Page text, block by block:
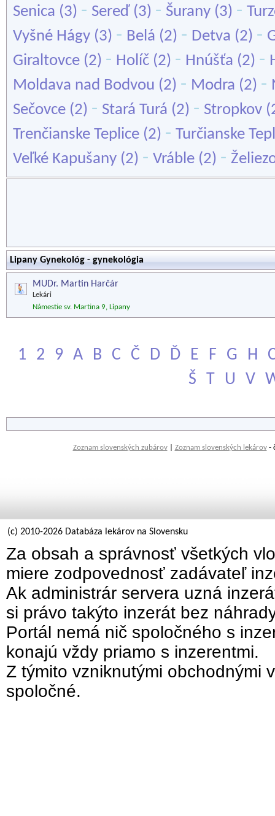
Senica (3) - Sereď (3) - Šurany (3) -
Vyšné Hágy (3) - Belá (2) - Detva (2) -
Giraltovce (2) - Holíč (2) - Hnúšťa (2) -
Moldava nad Bodvou (2) - Modra (2) -
Sečovce (2) - Stará Turá (2) - Stropkov
Trenčianske Teplice (2) - Turčianske
Veľké Kapušany (2) - Vráble (2) -
Lipany Gynekológ - gynekológia
MUDr. Martin Harčár
Lekári
Námestie sv. Martina 9, Lipany
1 2 9 A B C Č D Ď E F G H
Š
T U V
Zoznam slovenských zubárov| Zoznam slovenských lekárov-
(c) 2010-2026 Databáza lekárov na Slovensku
Za obsah a správnosť všetkých
miere zodpovednosť zadávateľ
Ak administrár servera uzná
si právo takýto inzerát bez
Portál nemá nič spoločného s
konajú vždy priamo s inzerentmi.
Z týmito vzniknutými obchodnými
spoločné.